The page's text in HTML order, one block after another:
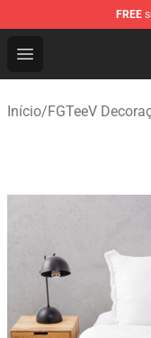
FREE
Open menu
FGTeeV Store -
Início/FGTeeV